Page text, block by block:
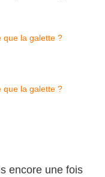
encore une fois